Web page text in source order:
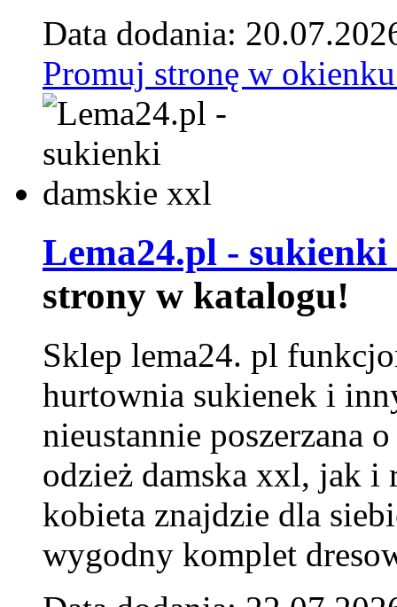
Data dodania:
Promuj stronę w
Lema24.pl -
strony w katalogu!
Sklep lema24. pl
hurtownia sukienek i
nieustannie poszerzana
odzież damska xxl, jak i
kobieta znajdzie dla
wygodny komplet